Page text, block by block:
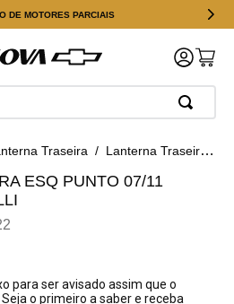
DE MOTORES PARCIAIS
Traseira Lanterna Traseira Esq Punto 07/11 IMM0322122 Marelli
ESQ PUNTO 07/11